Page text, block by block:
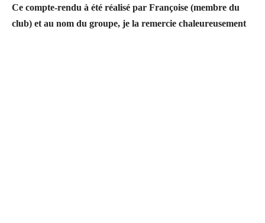
Ce compte-rendu à été réalisé par Françoise (membre du
club) et au nom du groupe, je la remercie chaleureusement